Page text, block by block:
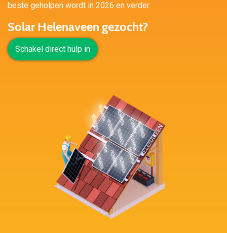
beste geholpen wordt in 2026 en verder.
Solar Helenaveen gezocht?
Schakel direct hulp in